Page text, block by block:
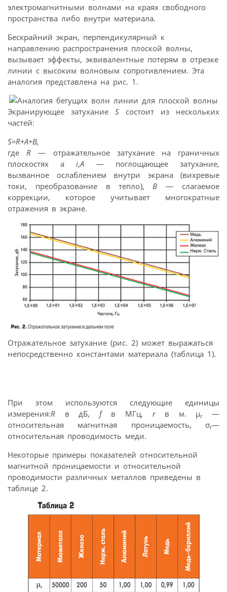
электромагнитными волнами на краях свободного
пространства либо внутри материала.
Бескрайний экран, перпендикулярный к
направлению распространения плоской волны,
вызывает эффекты, эквивалентные потерям в отрезке
линии с высоким волновым сопротивлением. Эта
аналогия представлена на рис. 1.
Экранирующее затухание S состоит из нескольких
частей:
S=R+A+B,
гдеR — отражательное затухание на граничных
плоскостях аi,А — поглощающее затухание,
вызванное ослаблением внутри экрана (вихревые
токи, преобразование в тепло),В — слагаемое
коррекции, которое учитывает многократные
отражения в экране.
Отражательное затухание (рис. 2) может выражаться
непосредственно константами материала (таблица 1).
При этом используются следующие единицы
измерения:R в дБ, fв МГц, rв м. μr—
относительная магнитная проницаемость, σr—
относительная проводимость меди.
Некоторые примеры показателей относительной
магнитной проницаемости и относительной
проводимости различных металлов приведены в
таблице 2.